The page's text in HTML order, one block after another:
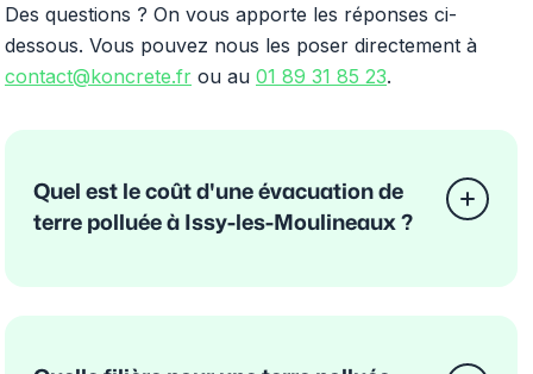
Des questions ? On vous apporte les réponses ci-
dessous. Vous pouvez nous les poser directement à
contact@koncrete.fr ou au 01 89 31 85 23.
Quel est le coût d'une évacuation de
terre polluée à Issy-les-Moulineaux ?